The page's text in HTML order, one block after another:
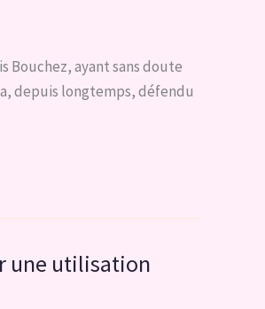
Bouchez, ayant sans doute
depuis longtemps, défendu
une utilisation